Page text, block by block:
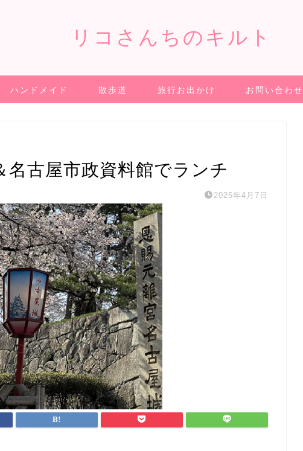
リコさんちのキルト
ハンドメイド 散歩道 旅行お出かけ お問い合わせ
名古屋市政資料館でランチ
2025年4月7日